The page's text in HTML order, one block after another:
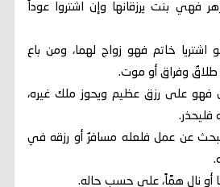
فهي بنت يرزقانها وإن اشتروا عوداً
اشتريا خاتم فهو زواج لهما، ومن باع
طلاقٌ وفراق أو موت.
فهو على رزق عظيم ويحوز ملك غيره،
فليحذر.
عن عمل فلعله مسافرٌ أو رزقه في
أو نال همَّاً، على حسب حاله.